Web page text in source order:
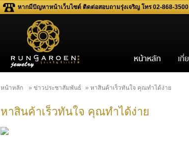
หากมีปัญหาหน้าเว็บไซต์ ติดต่อสอบถามรุ่งเจริญ โทร 02-868-3500
หน้าหลัก » ข่าวประชาสัมพันธ์ » หาสินค้าเร็วทันใจ คุณทำได้ง่าย
หาสินค้าเร็วทันใจ คุณทำได้ง่าย